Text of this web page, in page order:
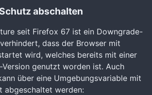
abschalten
seit Firefox 67 ist ein Downgrade-
dass der Browser mit
wird, welches bereits mit einer
Version genutzt worden ist. Auch
über eine Umgebungsvariable mit
abgeschaltet werden: